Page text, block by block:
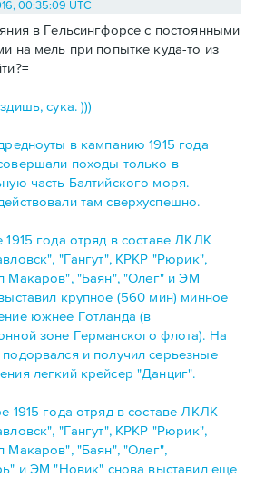
00:35:09 UTC
в Гельсингфорсе с постоянными
на мель при попытке куда-то из
сука. )))
в кампанию 1915 года
походы только в
часть Балтийского моря.
там сверхуспешно.
1915 года отряд в составе ЛКЛК
"Гангут", КРКР "Рюрик",
Макаров", "Баян", "Олег" и ЭМ
крупное (560 мин) минное
южнее Готланда (в
зоне Германского флота). На
и получил серьезные
легкий крейсер "Данциг".
1915 года отряд в составе ЛКЛК
"Гангут", КРКР "Рюрик",
Макаров", "Баян", "Олег",
и ЭМ "Новик" снова выставил еще